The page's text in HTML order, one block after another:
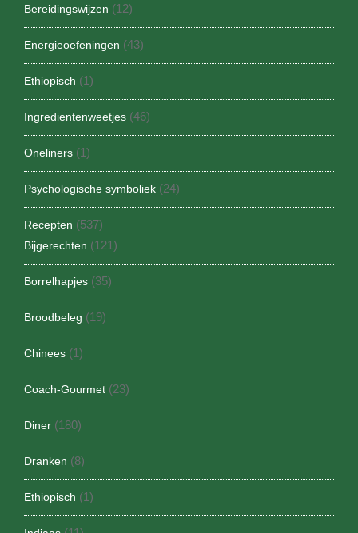
Bereidingswijzen (12)
Energieoefeningen (43)
Ethiopisch (1)
Ingredientenweetjes (46)
Oneliners (1)
Psychologische symboliek (24)
Recepten (537)
Bijgerechten (121)
Borrelhapjes (35)
Broodbeleg (19)
Chinees (1)
Coach-Gourmet (23)
Diner (180)
Dranken (8)
Ethiopisch (1)